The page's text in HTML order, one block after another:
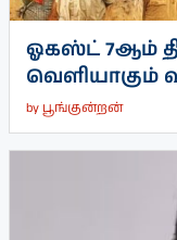
ஓகஸ்ட் 7ஆம்
by பூங்குன்றன்